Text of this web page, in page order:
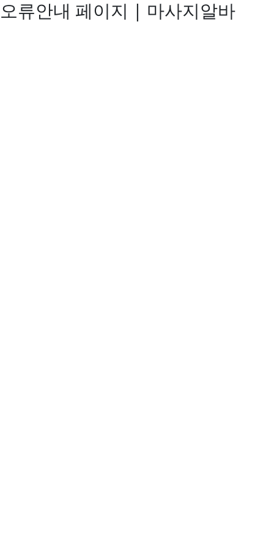
오류안내 페이지 | 마사지알바